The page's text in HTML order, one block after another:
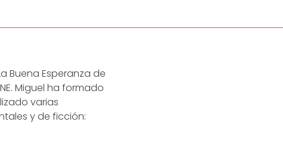
Buena Esperanza de
Miguel ha formado
varias
y de ficción: